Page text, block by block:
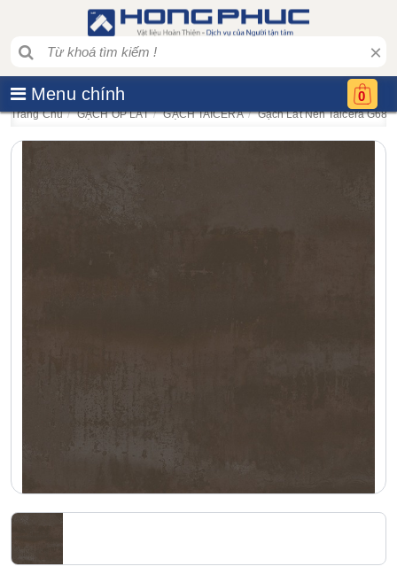
×
Menu chính 0
Trang Chủ GẠCH ỐP LÁT GẠCH TAICERA Gạch Lát Nền Taicera